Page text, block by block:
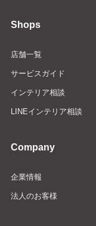
Shops
店舗一覧
サービスガイド
インテリア相談
LINEインテリア相談
Company
企業情報
法人のお客様